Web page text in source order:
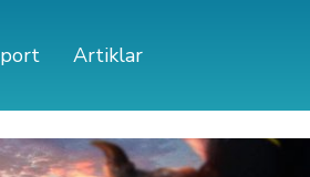
Artiklar